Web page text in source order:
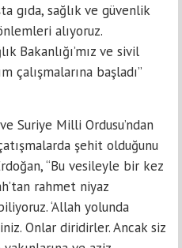
gıda, sağlık ve güvenlik
alıyoruz.
Bakanlığı’mız ve sivil
çalışmalarına başladı”
Suriye Milli Ordusu’ndan
şehit olduğunu
“Bu vesileyle bir kez
rahmet niyaz
‘Allah yolunda
Onlar diridirler. Ancak siz